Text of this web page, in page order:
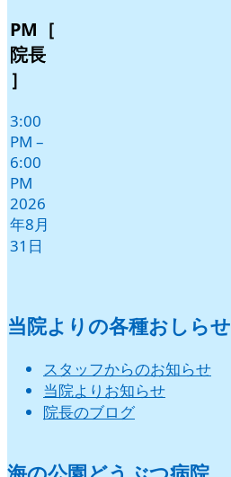
PM［
院長
］
3:00
PM –
6:00
PM
2026
年8月
31日
当院よりの各種おしらせ
スタッフからのお知らせ
当院よりお知らせ
院長のブログ